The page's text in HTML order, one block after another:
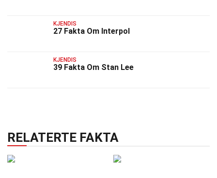
KJENDIS
27 Fakta Om Interpol
KJENDIS
39 Fakta Om Stan Lee
RELATERTE FAKTA